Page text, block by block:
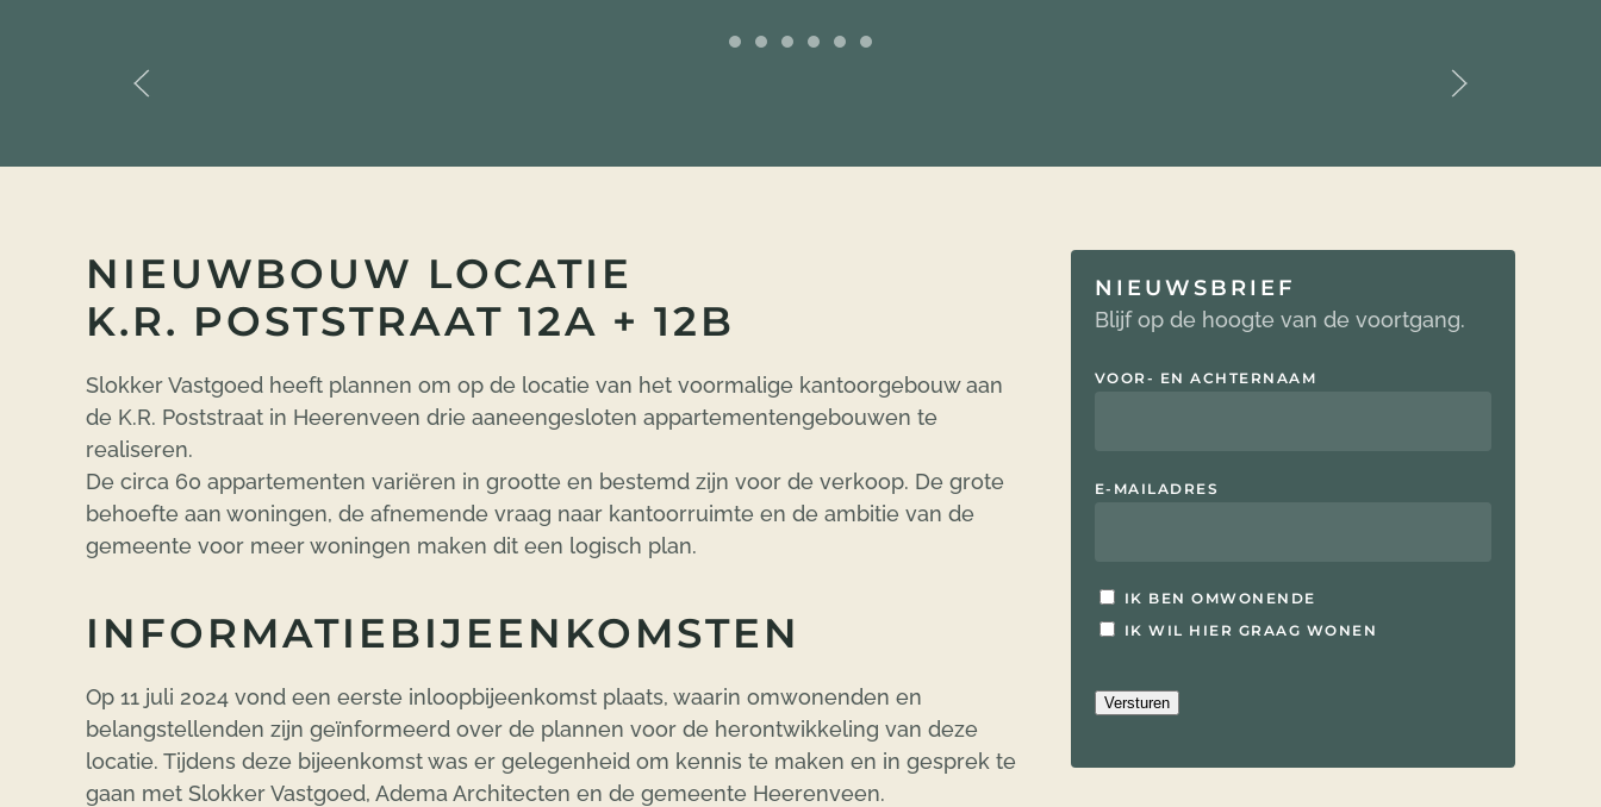
Skip to main content
NIEUWBOUW LOCATIE
K.R. POSTSTRAAT 12A + 12B
Slokker Vastgoed heeft plannen om op de locatie van het voormalige kantoorgebouw aan
de K.R. Poststraat in Heerenveen drie aaneengesloten appartementengebouwen te
realiseren.
De circa 60 appartementen variëren in grootte en bestemd zijn voor de verkoop. De grote
behoefte aan woningen, de afnemende vraag naar kantoorruimte en de ambitie van de
gemeente voor meer woningen maken dit een logisch plan.
INFORMATIEBIJEENKOMSTEN
Op 11 juli 2024 vond een eerste inloopbijeenkomst plaats, waarin omwonenden en
belangstellenden zijn geïnformeerd over de plannen voor de herontwikkeling van deze
locatie. Tijdens deze bijeenkomst was er gelegenheid om kennis te maken en in gesprek te
gaan met Slokker Vastgoed, Adema Architecten en de gemeente Heerenveen.
NIEUWSBRIEF
Blijf op de hoogte van de voortgang.
VOOR- EN ACHTERNAAM
E-MAILADRES
Interesse
IK BEN OMWONENDE
IK WIL HIER GRAAG WONEN
Versturen